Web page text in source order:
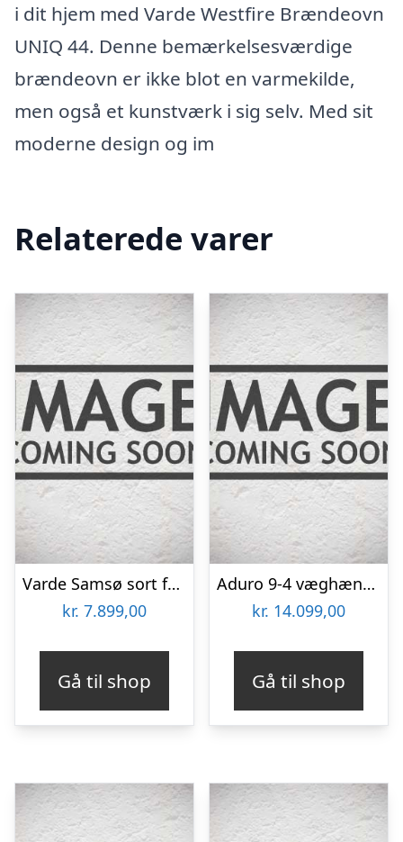
i dit hjem med Varde Westfire Brændeovn
UNIQ 44. Denne bemærkelsesværdige
brændeovn er ikke blot en varmekilde,
men også et kunstværk i sig selv. Med sit
moderne design og im
Relaterede varer
Varde Samsø sort fedtstenstop Brændeovn
kr. 7.899,00
Gå til shop
Aduro 9-4 væghængt brændeovn – sort
kr. 14.099,00
Gå til shop